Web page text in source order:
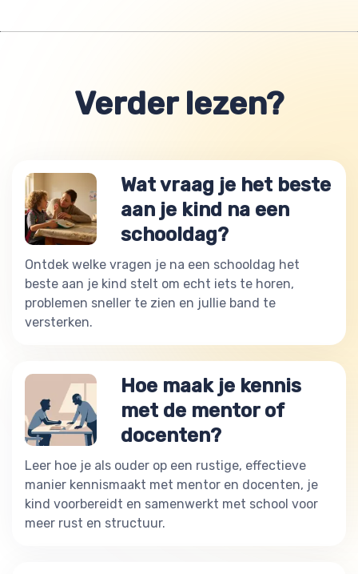
Verder lezen?
Wat vraag je het beste
aan je kind na een
schooldag?
Ontdek welke vragen je na een schooldag het
beste aan je kind stelt om echt iets te horen,
problemen sneller te zien en jullie band te
versterken.
Hoe maak je kennis
met de mentor of
docenten?
Leer hoe je als ouder op een rustige, effectieve
manier kennismaakt met mentor en docenten, je
kind voorbereidt en samenwerkt met school voor
meer rust en structuur.